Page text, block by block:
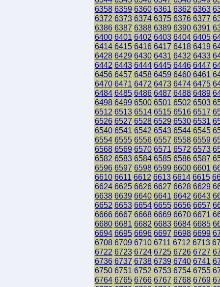
6358 6359 6360 6361 6362 6363
6372 6373 6374 6375 6376 6377
6386 6387 6388 6389 6390 6391
6400 6401 6402 6403 6404 6405
6414 6415 6416 6417 6418 6419
6428 6429 6430 6431 6432 6433
6442 6443 6444 6445 6446 6447
6456 6457 6458 6459 6460 6461
6470 6471 6472 6473 6474 6475
6484 6485 6486 6487 6488 6489
6498 6499 6500 6501 6502 6503
6512 6513 6514 6515 6516 6517
6526 6527 6528 6529 6530 6531
6540 6541 6542 6543 6544 6545
6554 6555 6556 6557 6558 6559
6568 6569 6570 6571 6572 6573
6582 6583 6584 6585 6586 6587
6596 6597 6598 6599 6600 6601
6610 6611 6612 6613 6614 6615
6624 6625 6626 6627 6628 6629
6638 6639 6640 6641 6642 6643
6652 6653 6654 6655 6656 6657
6666 6667 6668 6669 6670 6671
6680 6681 6682 6683 6684 6685
6694 6695 6696 6697 6698 6699
6708 6709 6710 6711 6712 6713
6722 6723 6724 6725 6726 6727
6736 6737 6738 6739 6740 6741
6750 6751 6752 6753 6754 6755
6764 6765 6766 6767 6768 6769